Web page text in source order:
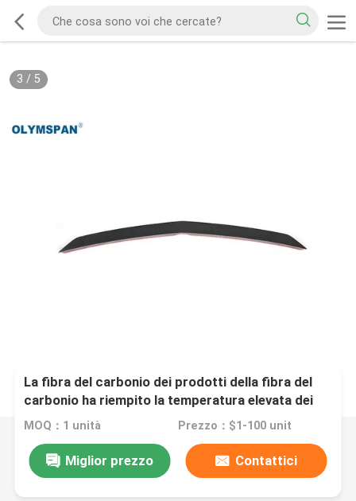
3 / 5
La fibra del carbonio dei prodotti della fibra del
carbonio ha riempito la temperatura elevata dei
prodotti
MOQ：1 unità Prezzo：$1-100 unit
Miglior prezzo Contattici